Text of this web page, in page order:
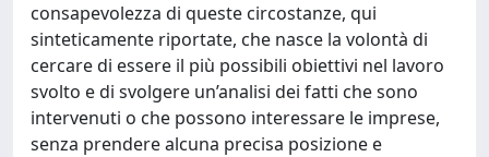
consapevolezza di queste circostanze, qui
sinteticamente riportate, che nasce la volontà di
cercare di essere il più possibili obiettivi nel lavoro
svolto e di svolgere un’analisi dei fatti che sono
intervenuti o che possono interessare le imprese,
senza prendere alcuna precisa posizione e